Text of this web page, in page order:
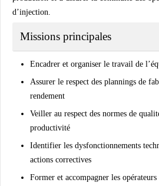
d’injection.
Missions principales
Encadrer et organiser le travail de
Assurer le respect des plannings de
rendement
Veiller au respect des normes de
productivité
Identifier les dysfonctionnements
actions correctives
Former et accompagner les